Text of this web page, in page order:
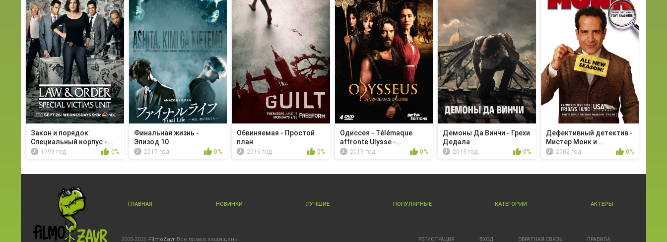
Закон и порядок:
Специальный корпус -...
1999 год 0%
Финальная жизнь -
Эпизод 10
2017 год 0%
Обвиняемая - Простой
план
2016 год 0%
Одиссея - Télémaque
affronte Ulysse -...
2013 год 0%
Демоны Да Винчи - Грехи
Дедала
2013 год 0%
Дефективный детектив -
Мистер Монк и ...
2002 год 0%
ГЛАВНАЯ НОВИНКИ ЛУЧШИЕ ПОПУЛЯРНЫЕ КАТЕГОРИИ АКТЕРЫ
2005-2026 FilmoZavr Все права защищены. РЕГИСТРАЦИЯ ВХОД ОБРАТНАЯ СВЯЗЬ ПРАВИЛА